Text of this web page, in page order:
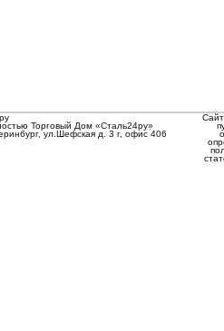
Торговый Дом «Сталь24ру»
ул.Шефская д. 3 г, офис 406